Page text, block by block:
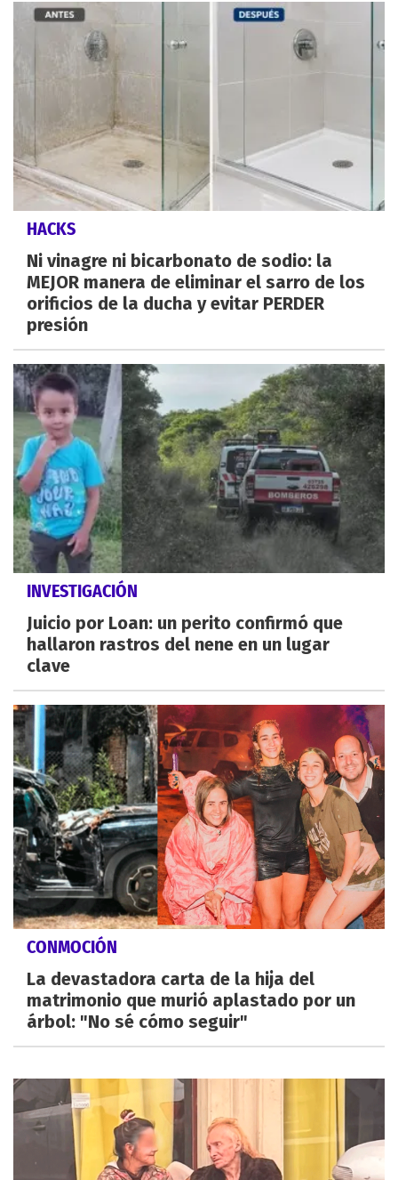
HACKS
Ni vinagre ni bicarbonato de sodio: la
MEJOR manera de eliminar el sarro de los
orificios de la ducha y evitar PERDER
presión
INVESTIGACIÓN
Juicio por Loan: un perito confirmó que
hallaron rastros del nene en un lugar
clave
CONMOCIÓN
La devastadora carta de la hija del
matrimonio que murió aplastado por un
árbol: "No sé cómo seguir"